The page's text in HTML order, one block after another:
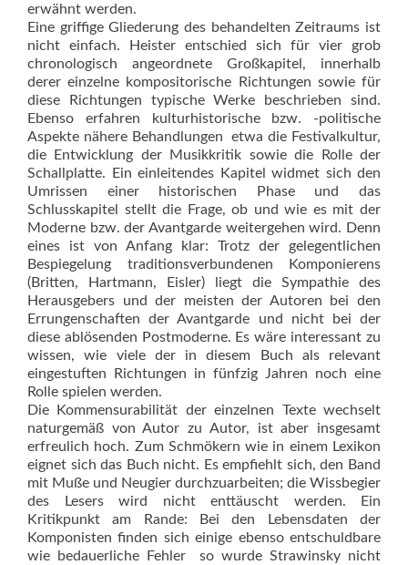
erwähnt werden.
Eine griffige Gliederung des behandelten Zeitraums ist
nicht einfach. Heister entschied sich für vier grob
chronologisch angeordnete Großkapitel, innerhalb
derer einzelne kompositorische Richtungen sowie für
diese Richtungen typische Werke beschrieben sind.
Ebenso erfahren kulturhistorische bzw. -politische
Aspekte nähere Behandlungen  etwa die Festivalkultur,
die Entwicklung der Musikkritik sowie die Rolle der
Schallplatte. Ein einleitendes Kapitel widmet sich den
Umrissen einer historischen Phase und das
Schlusskapitel stellt die Frage, ob und wie es mit der
Moderne bzw. der Avantgarde weitergehen wird. Denn
eines ist von Anfang klar: Trotz der gelegentlichen
Bespiegelung traditionsverbundenen Komponierens
(Britten, Hartmann, Eisler) liegt die Sympathie des
Herausgebers und der meisten der Autoren bei den
Errungenschaften der Avantgarde und nicht bei der
diese ablösenden Postmoderne. Es wäre interessant zu
wissen, wie viele der in diesem Buch als relevant
eingestuften Richtungen in fünfzig Jahren noch eine
Rolle spielen werden.
Die Kommensurabilität der einzelnen Texte wechselt
naturgemäß von Autor zu Autor, ist aber insgesamt
erfreulich hoch. Zum Schmökern wie in einem Lexikon
eignet sich das Buch nicht. Es empfiehlt sich, den Band
mit Muße und Neugier durchzuarbeiten; die Wissbegier
des Lesers wird nicht enttäuscht werden. Ein
Kritikpunkt am Rande: Bei den Lebensdaten der
Komponisten finden sich einige ebenso entschuldbare
wie bedauerliche Fehler  so wurde Strawinsky nicht